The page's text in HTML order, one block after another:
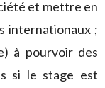
et mettre en
internationaux ;
à pourvoir des
si le stage est